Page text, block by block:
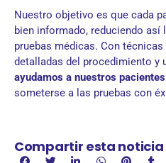
Nuestro objetivo es que cada
bien informado, reduciendo
pruebas médicas. Con
detalladas del procedimiento y
ayudamos a nuestros
someterse a las pruebas con
Compartir esta noticia